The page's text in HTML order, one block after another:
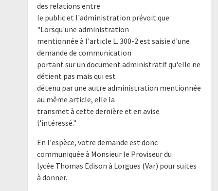
des relations entre
le public et l'administration prévoit que
"Lorsqu'une administration
mentionnée à l'article L. 300-2 est saisie d'une
demande de communication
portant sur un document administratif qu'elle ne
détient pas mais qui est
détenu par une autre administration mentionnée
au même article, elle la
transmet à cette dernière et en avise
l'intéressé."
En l'espèce, votre demande est donc
communiquée à Monsieur le Proviseur du
lycée Thomas Edison à Lorgues (Var) pour suites
à donner.